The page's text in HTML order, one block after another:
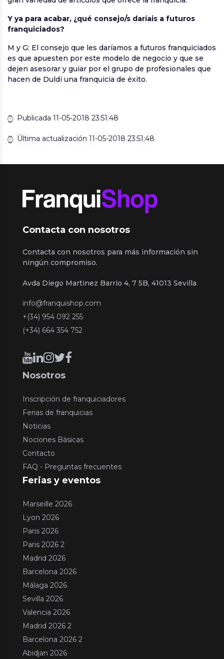
Y ya para acabar, ¿qué consejo/s daríais a futuros
franquiciados?
M y G: El consejo que les daríamos a futuros franquiciados
es que apuesten por este modelo de negocio y que se
dejen asesorar y guiar por el grupo de profesionales que
hacen de Duldi una franquicia de éxito.
Publicada 11-05-2018 23:51:48
Última actualización 11-05-2018 23:51:48
Contacta con nosotros
Contacta con nosotros para más información sin
ningún compromiso.
Avda Diego Martinez Barrio 4, 7 5B, 41013 Sevilla
info@franquishop.com
+(34) 954 092 255
(+34) 664 354 752
Nosotros
Inscripción de franquiciadores
Ferias de franquicias
Noticias
Nociones Básicas
Contacto
FAQ - Preguntas frecuentes
Ferias y eventos
Marseille 2026
Lyon 2026
Paris 2026
Paris 2026 2
Madrid 2026
Barcelona 2026
Málaga 2026
Sevilla 2026
Valencia 2026
Madrid 2026 2
Barcelona 2026 2
Abidjan 2026